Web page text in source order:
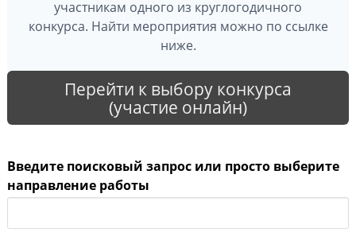
участникам одного из круглогодичного
конкурса. Найти мероприятия можно по ссылке
ниже.
Перейти к выбору конкурса
(участие онлайн)
Введите поисковый запрос или просто выберите
направление работы